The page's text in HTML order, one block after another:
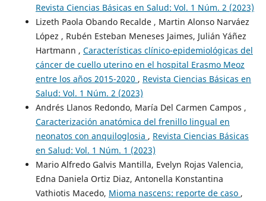
Revista Ciencias Básicas en Salud: Vol. 1 Núm. 2 (2023)
Lizeth Paola Obando Recalde , Martin Alonso Narváez
López , Rubén Esteban Meneses Jaimes, Julián Yáñez
Hartmann , Características clínico-epidemiológicas del
cáncer de cuello uterino en el hospital Erasmo Meoz
entre los años 2015-2020 , Revista Ciencias Básicas en
Salud: Vol. 1 Núm. 2 (2023)
Andrés Llanos Redondo, María Del Carmen Campos ,
Caracterización anatómica del frenillo lingual en
neonatos con anquiloglosia , Revista Ciencias Básicas
en Salud: Vol. 1 Núm. 1 (2023)
Mario Alfredo Galvis Mantilla, Evelyn Rojas Valencia,
Edna Daniela Ortiz Diaz, Antonella Konstantina
Vathiotis Macedo, Mioma nascens: reporte de caso ,